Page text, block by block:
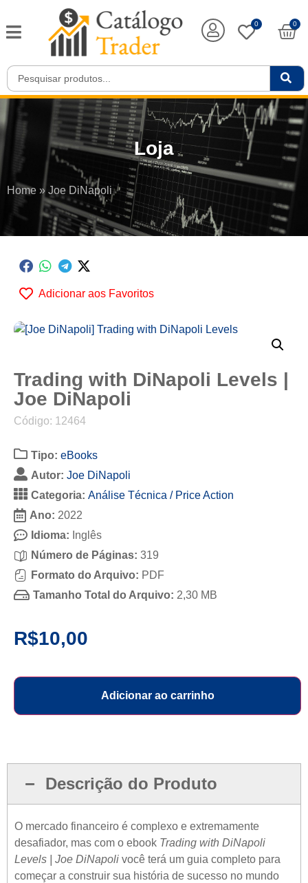
0 0
Loja
Home »Joe DiNapoli
Adicionar aos Favoritos
Trading with DiNapoli Levels |
Joe DiNapoli
Código: 12464
Tipo: eBooks
Autor: Joe DiNapoli
Categoria: Análise Técnica / Price Action
Ano: 2022
Idioma: Inglês
Número de Páginas: 319
Formato do Arquivo: PDF
Tamanho Total do Arquivo: 2,30 MB
R$10,00
Adicionar ao carrinho
Descrição do Produto
O mercado financeiro é complexo e extremamente
desafiador, mas com o ebook Trading with DiNapoli
Levels | Joe DiNapoli você terá um guia completo para
começar a construir sua história de sucesso no mundo